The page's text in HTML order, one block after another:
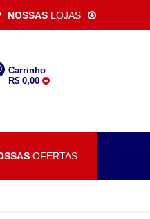
NOSSAS LOJAS
Carrinho
R$ 0,00
OFERTAS